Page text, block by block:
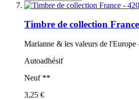
Timbre de collection
Marianne & les valeurs de l'Europe
Autoadhésif
Neuf **
3,25 €